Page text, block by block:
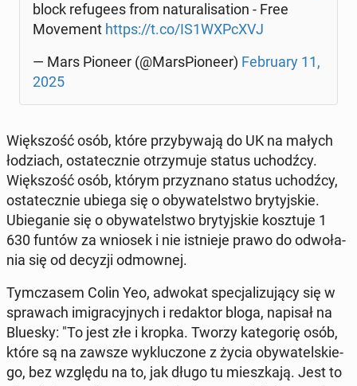
block re­fu­ge­es from na­tu­ra­li­sa­tion - Free
Mo­ve­ment https://t.co/IS1WXPcXVJ
— Mars Pioneer (@Mar­sPio­ne­er) Fe­bru­ary 11,
2025
Więk­szość osób, które przy­by­wa­ją do UK na małych
ło­dziach, osta­tecz­nie otrzy­mu­je status uchodź­cy.
Więk­szość osób, którym przy­zna­no status uchodź­cy,
osta­tecz­nie ubiega się o oby­wa­tel­stwo bry­tyj­skie.
Ubie­ga­nie się o oby­wa­tel­stwo bry­tyj­skie kosz­tu­je 1
630 funtów za wniosek i nie ist­nie­je prawo do od­wo­ła­
nia się od decyzji od­mow­nej.
Tym­cza­sem Colin Yeo, adwokat spe­cja­li­zu­ją­cy się w
spra­wach imi­gra­cyj­nych i re­dak­tor bloga, napisał na
Bluesky: "To jest złe i kropka. Tworzy ka­te­go­rię osób,
które są na zawsze wy­klu­czo­ne z życia oby­wa­tel­skie­
go, bez względu na to, jak długo tu miesz­ka­ją. Jest to